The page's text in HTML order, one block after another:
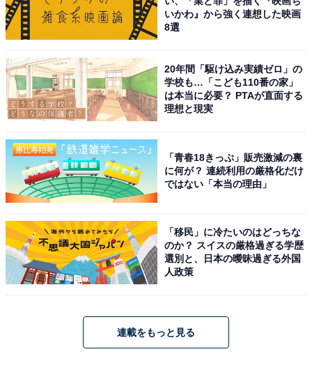
1 2
いかわ』から強く連想した映画
8選
20年間「駆け込み実績ゼロ」の
学校も…「こども110番の家」
は本当に必要？ PTAが直面する
理想と現実
「青春18きっぷ」販売激減の裏
に何が？ 連続利用の厳格化だけ
ではない「本当の理由」
「移民」に冷たいのはどっちな
のか？ スイスの厳格過ぎる学歴
選別と、日本の曖昧過ぎる外国
人政策
連載をもっと見る